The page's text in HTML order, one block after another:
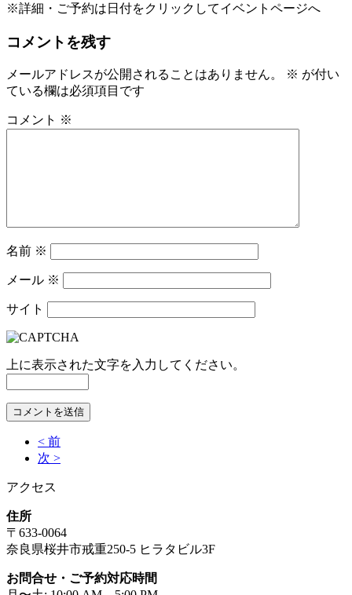
※詳細・ご予約は日付をクリックしてイベントページへ
コメントを残す
メールアドレスが公開されることはありません。 ※ が付い
ている欄は必須項目です
コメント ※
名前 ※
メール ※
サイト
上に表示された文字を入力してください。
< 前
次 >
アクセス
住所
〒633-0064
奈良県桜井市戒重250-5 ヒラタビル3F
お問合せ・ご予約対応時間